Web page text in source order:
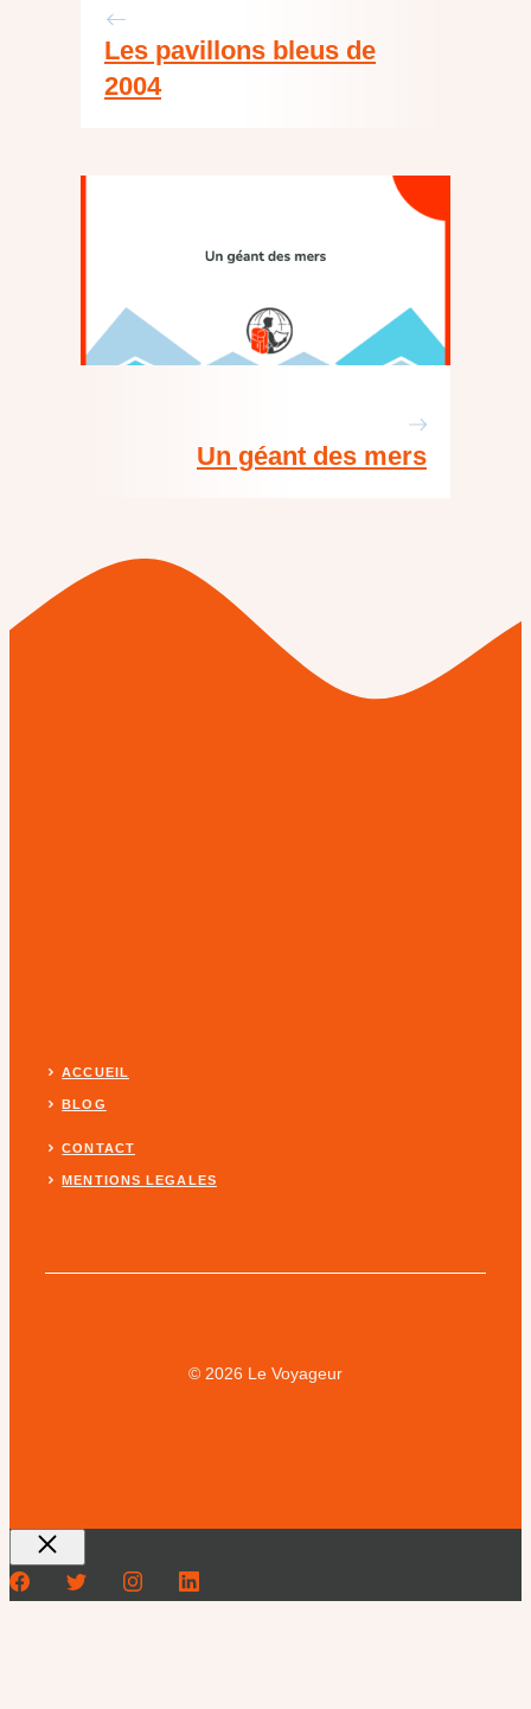
Les pavillons bleus de
2004
Un géant des mers
ACCUEIL
BLOG
CONTACT
MENTIONS LEGALES
© 2026 Le Voyageur
Fermer